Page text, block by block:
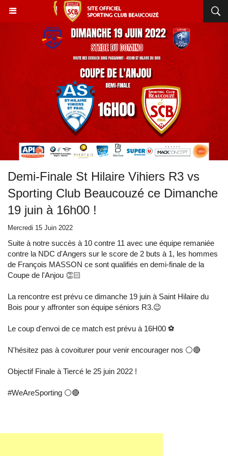
Demi-Finale St Hilaire Vihiers R3 vs
Sporting Club Beaucouzé ce Dimanche
19 juin à 16h00 !
Mercredi 15 Juin 2022
Suite à notre succès à 10 contre 11 avec une équipe remaniée
contre la NDC d'Angers sur le score de 2 buts à 1, les hommes
de François MASSON ce sont qualifiés en demi-finale de la
Coupe de l'Anjou 👏🏻
La rencontre est prévu ce dimanche 19 juin à Saint Hilaire du
Bois pour y affronter son équipe séniors R3.😉
Le coup d'envoi de ce match est prévu à 16H00 ⚽️
N'hésitez pas à covoiturer pour venir encourager nos ⚪️🔴
Objectif Finale à Tiercé le 25 juin 2022 !
#WeAreSporting ⚪️🔴